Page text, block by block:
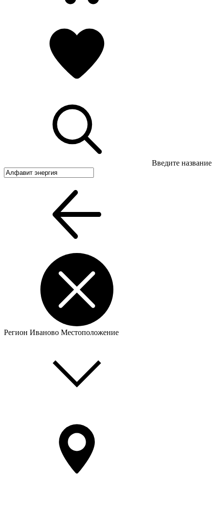
Введите название
Регион Иваново Местоположение